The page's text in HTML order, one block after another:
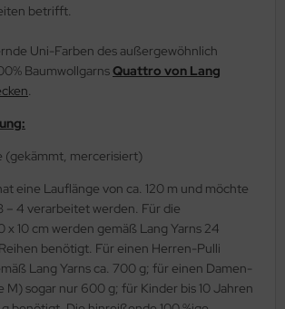
betrifft.
Uni-Farben des außergewöhnlich
BaumwollgarnsQuattro von Lang
.
(gekämmt, mercerisiert)
eine Lauflänge von ca. 120 m und möchte
– 4 verarbeitet werden. Für die
x 10 cm werden gemäß Lang Yarns 24
benötigt. Für einen Herren-Pulli
Lang Yarns ca. 700 g; für einen Damen-
M) sogar nur 600 g; für Kinder bis 10 Jahren